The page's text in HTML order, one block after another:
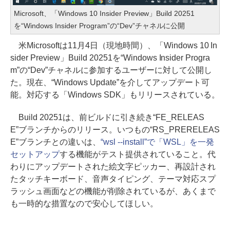
Microsoft、「Windows 10 Insider Preview」Build 20251
を“Windows Insider Program”の“Dev”チャネルに公開
米Microsoftは11月4日（現地時間）、「Windows 10 In
sider Preview」Build 20251を“Windows Insider Progra
m”の“Dev”チャネルに参加するユーザーに対して公開し
た。現在、“Windows Update”を介してアップデート可
能。対応する「Windows SDK」もリリースされている。
Build 20251は、前ビルドに引き続き“FE_RELEAS
E”ブランチからのリリース。いつもの“RS_PRERELEAS
E”ブランチとの違いは、 “wsl --install”で「WSL」を一発
セットアップする機能がテスト提供されていること。代
わりにアップデートされた絵文字ピッカー、再設計され
たタッチキーボード、音声タイピング、テーマ対応スプ
ラッシュ画面などの機能が削除されているが、あくまで
も一時的な措置なので安心してほしい。